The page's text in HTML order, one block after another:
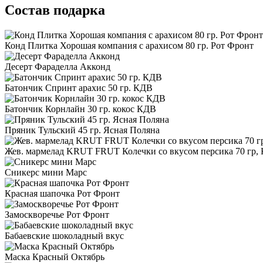
Состав подарка
Конд Плитка Хорошая компания с арахисом 80 гр. Рот Фронт
Десерт Фараделла Акконд
Батончик Спринт арахис 50 гр. КДВ
Батончик Корнлайн 30 гр. кокос КДВ
Пряник Тульский 45 гр. Ясная Поляна
Жев. мармелад KRUT FRUT Колечки со вкусом персика 70
Сникерс мини Марс
Красная шапочка Рот Фронт
Замоскворечье Рот Фронт
Бабаевские шоколадный вкус
Маска Красный Октябрь